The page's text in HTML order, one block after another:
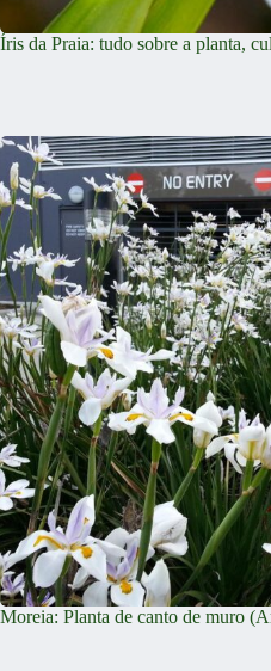
Íris da Praia: tudo sobre a planta,
Moreia: Planta de canto de muro